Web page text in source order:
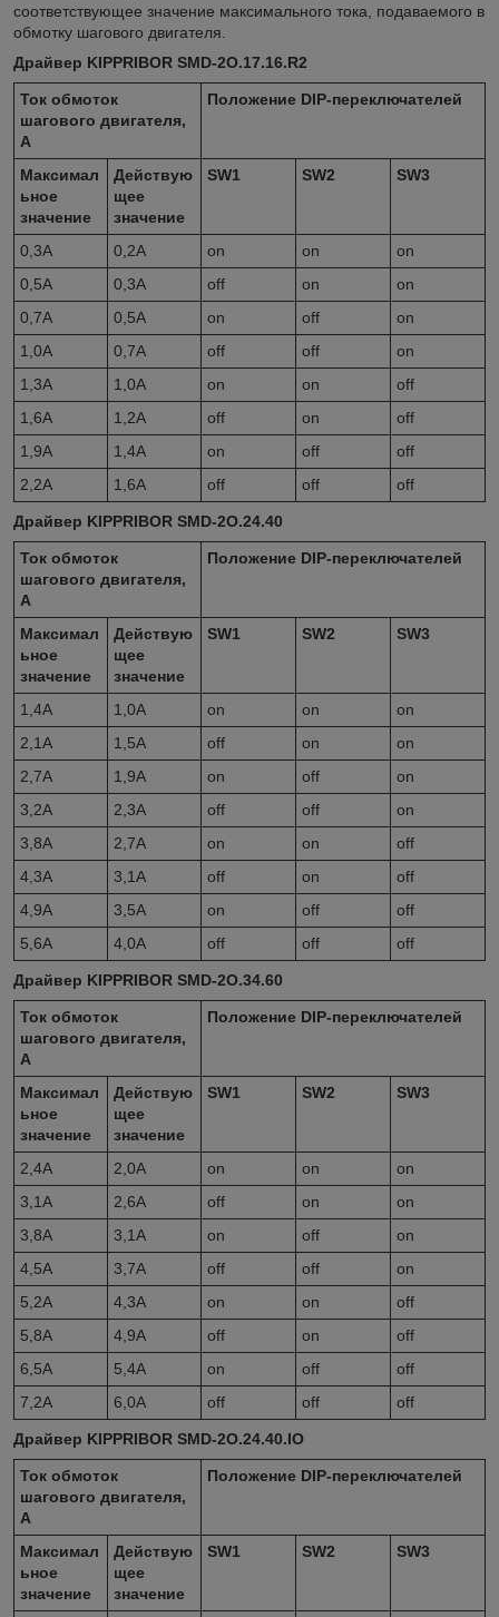
соответствующее значение максимального тока, подаваемого в
обмотку шагового двигателя.
Драйвер KIPPRIBOR SMD-2O.17.16.R2
Ток обмоток
шагового двигателя,
А
Положение DIP-переключателей
Максимал
ьное
значение
Действую
щее
значение
SW1 SW2 SW3
0,3A 0,2A on on
on
0,5A
0,3A off on
on
0,7A
0,5A on off
on
1,0A
0,7A off off
on
1,3A
1,0A on on
off
1,6A
1,2A off on
off
1,9A
1,4A on off
off
2,2A
1,6A off off off
Драйвер KIPPRIBOR SMD-2O.24.40
Ток обмоток
шагового двигателя,
А
Положение DIP-переключателей
Максимал
ьное
значение
Действую
щее
значение
SW1 SW2 SW3
1,4A 1,0A on on
on
2,1A
1,5A off on
on
2,7A
1,9A on off
on
3,2A
2,3A off off
on
3,8A
2,7A on on
off
4,3A
3,1A off on
off
4,9A
3,5A on off
off
5,6A
4,0A off off off
Драйвер KIPPRIBOR SMD-2O.34.60
Ток обмоток
шагового двигателя,
А
Положение DIP-переключателей
Максимал
ьное
значение
Действую
щее
значение
SW1 SW2 SW3
2,4A 2,0A on on
on
3,1A
2,6A off on
on
3,8A
3,1A on off
on
4,5A
3,7A off off
on
5,2A
4,3A on on
off
5,8A
4,9A off on
off
6,5A
5,4A on off
off
7,2A
6,0A off off off
Драйвер KIPPRIBOR SMD-2O.24.40.IO
Ток обмоток
шагового двигателя,
А
Положение DIP-переключателей
Максимал
ьное
значение
Действую
щее
значение
SW1 SW2 SW3